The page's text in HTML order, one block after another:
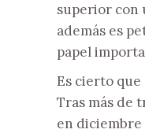
superior con
además es
papel
Es cierto
Tras más de
en diciembre